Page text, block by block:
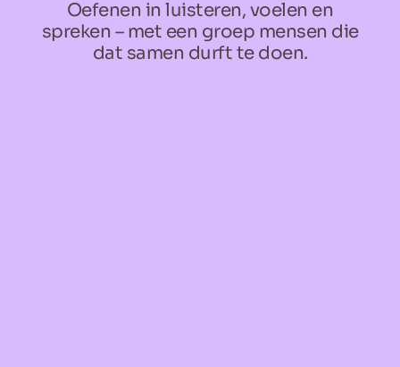
Oefenen in luisteren, voelen en
spreken – met een groep mensen die
dat samen durft te doen.